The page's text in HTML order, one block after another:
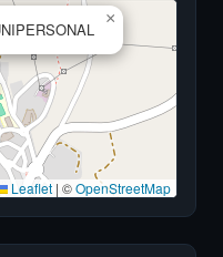
×
Leaflet | ©OpenStreetMap